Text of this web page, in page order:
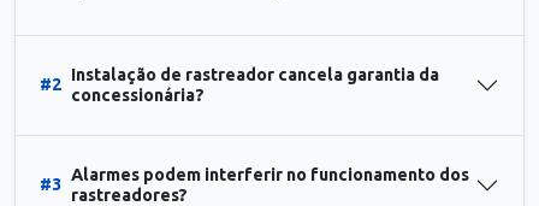
#2
Instalação de rastreador cancela garantia da
concessionária?
#3
Alarmes podem interferir no funcionamento dos
rastreadores?